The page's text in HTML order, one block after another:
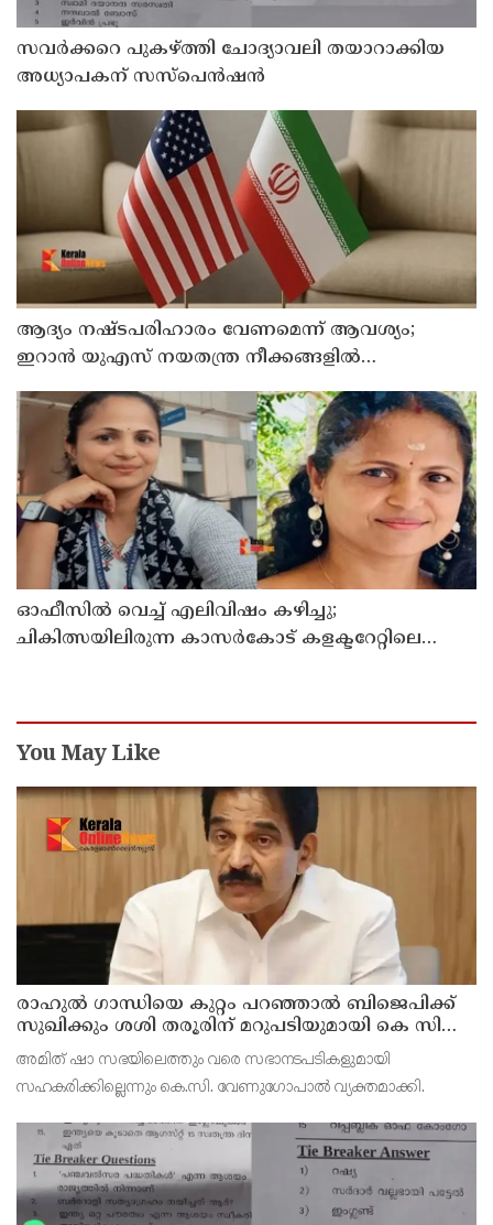
സവര്‍ക്കറെ പുകഴ്ത്തി ചോദ്യാവലി തയാറാക്കിയ
അധ്യാപകന് സസ്‌പെന്‍ഷന്‍
ആദ്യം നഷ്ടപരിഹാരം വേണമെന്ന് ആവശ്യം;
ഇറാന്‍ യുഎസ് നയതന്ത്ര നീക്കങ്ങളില്‍
ഓഫീസില്‍ വെച്ച് എലിവിഷം കഴിച്ചു;
ചികിത്സയിലിരുന്ന കാസര്‍കോട് കളക്ടറേറ്റിലെ
You May Like
രാഹുല്‍ ഗാന്ധിയെ കുറ്റം പറഞ്ഞാല്‍ ബിജെപിക്ക്
സുഖിക്കും ശശി തരൂരിന് മറുപടിയുമായി കെ സി
വേണുഗോപാല്‍
അമിത് ഷാ സഭയിലെത്തും വരെ സഭാനടപടികളുമായി
സഹകരിക്കില്ലെന്നും കെ.സി. വേണുഗോപാല്‍ വ്യക്തമാക്കി.